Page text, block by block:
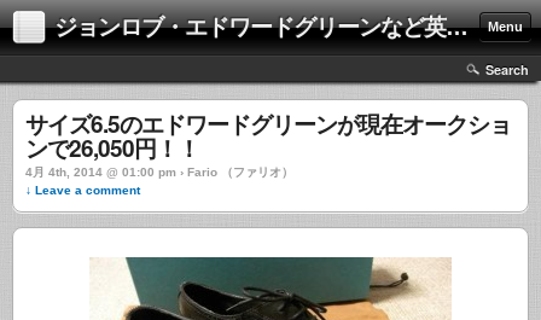
ジョンロブ・エドワードグリーンなど英国靴の激安中古通販情報ブログ Menu
Search
サイズ6.5のエドワードグリーンが現在オークショ
ンで26,050円！！
4月 4th, 2014 @ 01:00 pm › Fario （ファリオ）
↓ Leave a comment